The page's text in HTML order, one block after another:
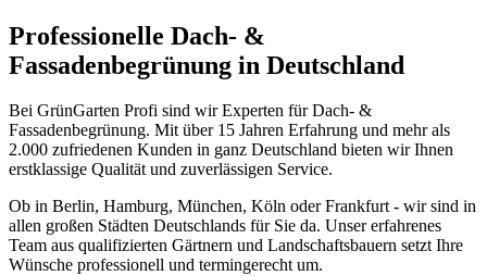
Professionelle Dach- &
Fassadenbegrünung in Deutschland
Bei GrünGarten Profi sind wir Experten fürDach- &
Fassadenbegrünung. Mit über 15 Jahren Erfahrung und mehr als
2.000 zufriedenen Kunden in ganz Deutschland bieten wir Ihnen
erstklassige Qualität und zuverlässigen Service.
Ob in Berlin, Hamburg, München, Köln oder Frankfurt - wir sind in
allen großen Städten Deutschlands für Sie da. Unser erfahrenes
Team aus qualifizierten Gärtnern und Landschaftsbauern setzt Ihre
Wünsche professionell und termingerecht um.